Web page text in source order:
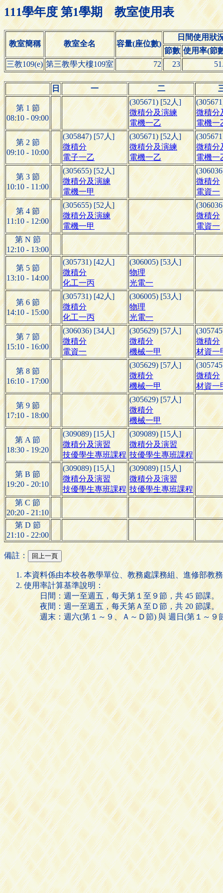
111學年度 第1學期 教室使用表
教室簡稱 教室全名 容量(座位數)
日間使用狀
節數 使用率(節
三教109(e) 第三教學大樓109室 72 23
日 一 二
第 1 節
08:10 - 09:00
(305671) [52人]
微積分及演練
電機一乙
微積分
電機一
第 2 節
09:10 - 10:00
(305847) [57人]
微積分
電子一乙
(305671) [52人]
微積分及演練
電機一乙
微積分
電機一
第 3 節
10:10 - 11:00
(305655) [52人]
微積分及演練
電機一甲
微積分
電資一
第 4 節
11:10 - 12:00
(305655) [52人]
微積分及演練
電機一甲
微積分
電資一
第 N 節
12:10 - 13:00
第 5 節
13:10 - 14:00
(305731) [42人]
微積分
化工一丙
(306005) [53人]
物理
光電一
第 6 節
14:10 - 15:00
(305731) [42人]
微積分
化工一丙
(306005) [53人]
物理
光電一
第 7 節
15:10 - 16:00
(306036) [34人]
微積分
電資一
(305629) [57人]
微積分
機械一甲
微積分
材資一
第 8 節
16:10 - 17:00
(305629) [57人]
微積分
機械一甲
微積分
材資一
第 9 節
17:10 - 18:00
(305629) [57人]
微積分
機械一甲
第 A 節
18:30 - 19:20
(309089) [15人]
微積分及演習
技優學生專班課程
(309089) [15人]
微積分及演習
技優學生專班課程
第 B 節
19:20 - 20:10
(309089) [15人]
微積分及演習
技優學生專班課程
(309089) [15人]
微積分及演習
技優學生專班課程
第 C 節
20:20 - 21:10
第 D 節
21:10 - 22:00
備註：
本資料係由本校各教學單位、教務處課務組、進修部教
使用率計算基準說明：
日間：週一至週五，每天第１至９節，共 45 節課。
夜間：週一至週五，每天第Ａ至Ｄ節，共 20 節課。
週末：週六(第１～９、Ａ～Ｄ節) 與 週日(第１～９